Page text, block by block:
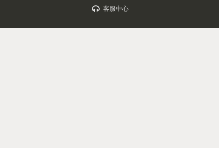
客服中心